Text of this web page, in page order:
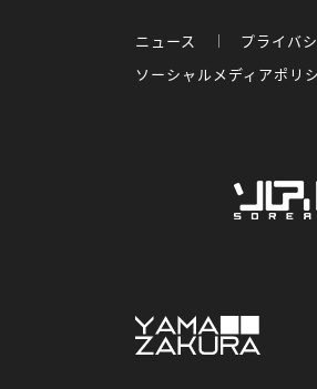
ニュース プライバ
ソーシャルメディアポリ